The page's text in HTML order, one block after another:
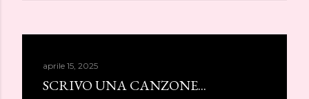
aprile 15, 2025
SCRIVO UNA CANZONE...